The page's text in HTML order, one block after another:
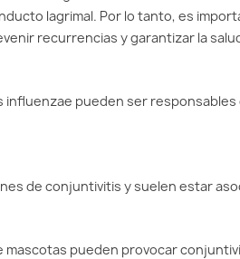
lagrimal. Por lo tanto, es
recurrencias y garantizar la
pueden ser
de conjuntivitis y suelen estar
pueden provocar